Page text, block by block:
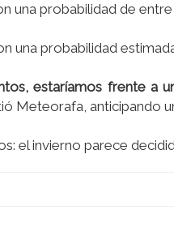
una probabilidad de
una probabilidad
estaríamos frente a
Meteorafa, anticipando
el invierno parece